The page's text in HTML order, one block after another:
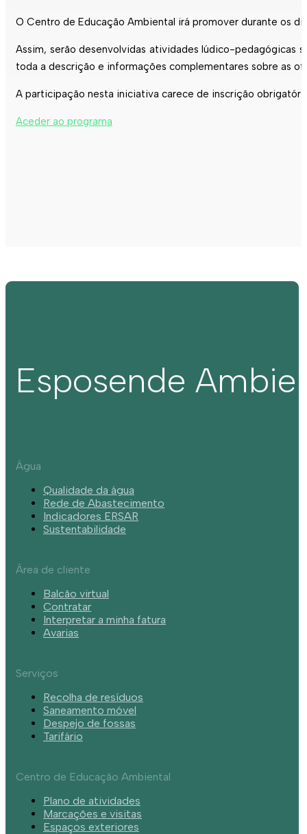
O Centro de Educação Ambiental irá promover durante os
Assim, serão desenvolvidas atividades lúdico-pedagógicas
toda a descrição e informações complementares sobre as
A participação nesta iniciativa carece de inscrição
Aceder ao programa
Esposende
Água
Qualidade da água
Rede de Abastecimento
Indicadores ERSAR
Sustentabilidade
Área de cliente
Balcão virtual
Contratar
Interpretar a minha fatura
Avarias
Serviços
Recolha de resíduos
Saneamento móvel
Despejo de fossas
Tarifário
Centro de Educação Ambiental
Plano de atividades
Marcações e visitas
Espaços exteriores